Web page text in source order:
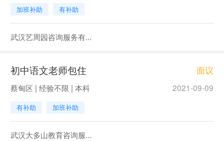
加班补助 有补助
武汉艺周园咨询服务有...
初中语文老师包住 面议
蔡甸区 | 经验不限 | 本科 2021-09-09
有补助 加班补助
武汉大多山教育咨询服...